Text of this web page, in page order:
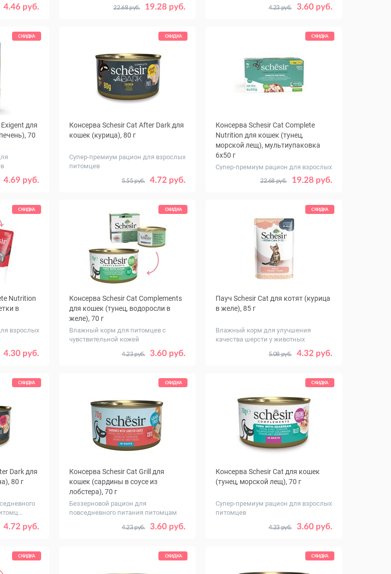
4.46 руб.
1 14 19.28 руб.
22.68 руб. 1 8 3.60 руб.
4.23 руб. 1 12
СКИДКА
для
70
4.69 руб.
1 12
СКИДКА
Консерва Schesir Cat After Dark для
кошек (курица), 80 г
Супер-премиум рацион для взрослых
питомцев
4.72 руб.
5.55 руб. 1 12
СКИДКА
Консерва Schesir Cat Complete
Nutrition для кошек (тунец,
морской лещ), мультиупаковка
6x50 г
Супер-премиум рацион для взрослых
19.28 руб.
22.68 руб. 1 8
СКИДКА
Nutrition
в
взрослых
4.30 руб.
1 12
СКИДКА
Консерва Schesir Cat Complements
для кошек (тунец, водоросли в
желе), 70 г
Влажный корм для питомцев с
чувствительной кожей
3.60 руб.
4.23 руб. 1 12
СКИДКА
Пауч Schesir Cat для котят (курица
в желе), 85 г
Влажный корм для улучшения
качества шерсти у животных
4.32 руб.
5.08 руб. 1 20
СКИДКА
Dark для
80 г
4.72 руб.
1 12
СКИДКА
Консерва Schesir Cat Grill для
кошек (сардины в соусе из
лобстера), 70 г
Беззерновой рацион для
повседневного питания питомцам
3.60 руб.
4.23 руб. 1 12
СКИДКА
Консерва Schesir Cat для кошек
(тунец, морской лещ), 70 г
Супер-премиум рацион для взрослых
питомцев
3.60 руб.
4.23 руб. 1 12
СКИДКА СКИДКА СКИДКА